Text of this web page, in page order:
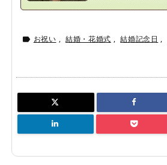
 お祝い , 結婚・花婚式 , 結婚記念日 ,